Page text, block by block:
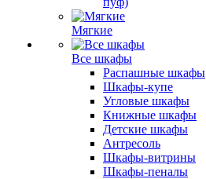
Мягкие
Все шкафы
Распашные шкафы
Шкафы-купе
Угловые шкафы
Книжные шкафы
Детские шкафы
Антресоль
Шкафы-витрины
Шкафы-пеналы